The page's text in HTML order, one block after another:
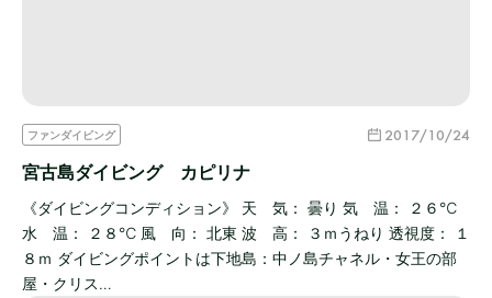
ファンダイビング 2017/10/24
宮古島ダイビング カピリナ
《ダイビングコンディション》 天 気： 曇り 気 温： ２６℃
水 温： ２８℃ 風 向： 北東 波 高： ３ｍうねり 透視度： １
８ｍ ダイビングポイントは下地島：中ノ島チャネル・女王の部
屋・クリス…